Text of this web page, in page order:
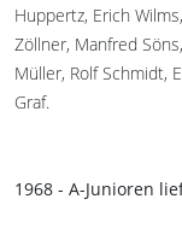
Huppertz, Erich
Zöllner, Manfred
Müller, Rolf Schmidt,
Graf.
1968 - A-Junioren